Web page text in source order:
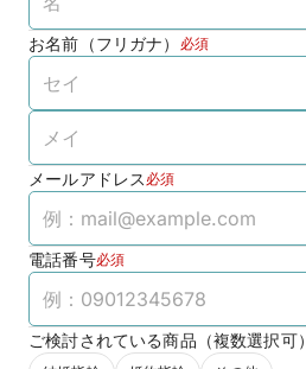
お名前（フリガナ） 必須
メールアドレス 必須
電話番号必須
ご検討されている商品（複数選択可）